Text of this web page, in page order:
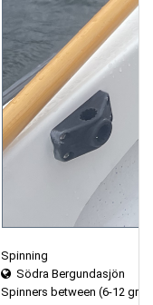
Spinning
Södra Bergundasjön
Spinners between (6-12